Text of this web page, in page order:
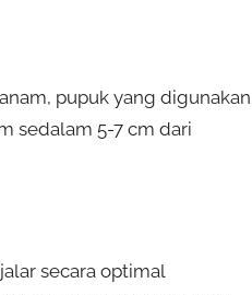
pupuk yang digunakan
sedalam 5-7 cm dari
secara optimal